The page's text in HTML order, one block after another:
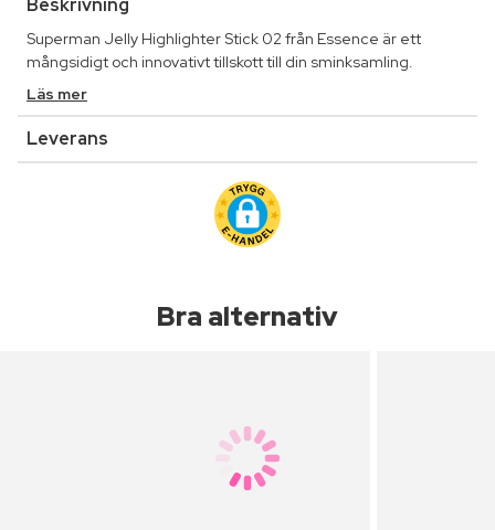
Superman Jelly Highlighter Stick 02 från Essence är ett
mångsidigt och innovativt tillskott till din sminksamling.
Läs mer
Leverans
Bra alternativ